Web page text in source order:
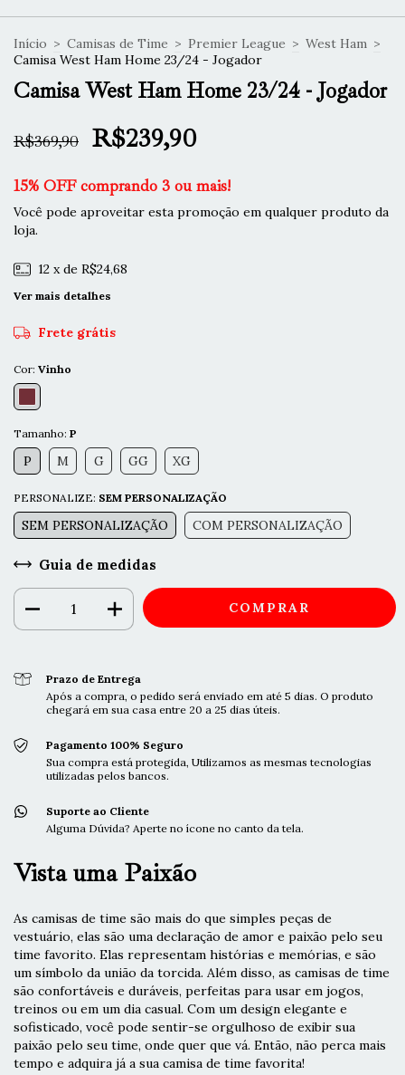
Início > Camisas de Time > Premier League > West Ham >
Camisa West Ham Home 23/24 - Jogador
Camisa West Ham Home 23/24 - Jogador
R$369,90 R$239,90
15% OFF comprando 3 ou mais!
Você pode aproveitar esta promoção em qualquer produto da
loja.
12 x de R$24,68
Ver mais detalhes
Frete grátis
Cor: Vinho
Tamanho: P
P M G GG XG
PERSONALIZE: SEM PERSONALIZAÇÃO
SEM PERSONALIZAÇÃO COM PERSONALIZAÇÃO
Guia de medidas
Prazo de Entrega
Após a compra, o pedido será enviado em até 5 dias. O produto
chegará em sua casa entre 20 a 25 dias úteis.
Pagamento 100% Seguro
Sua compra está protegida, Utilizamos as mesmas tecnologias
utilizadas pelos bancos.
Suporte ao Cliente
Alguma Dúvida? Aperte no ícone no canto da tela.
Vista uma Paixão
As camisas de time são mais do que simples peças de
vestuário, elas são uma declaração de amor e paixão pelo seu
time favorito. Elas representam histórias e memórias, e são
um símbolo da união da torcida. Além disso, as camisas de time
são confortáveis e duráveis, perfeitas para usar em jogos,
treinos ou em um dia casual. Com um design elegante e
sofisticado, você pode sentir-se orgulhoso de exibir sua
paixão pelo seu time, onde quer que vá. Então, não perca mais
tempo e adquira já a sua camisa de time favorita!